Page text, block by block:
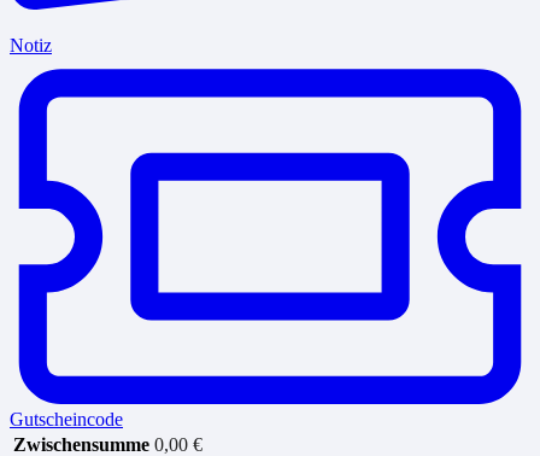
Notiz
Gutscheincode
Zwischensumme 0,00 €